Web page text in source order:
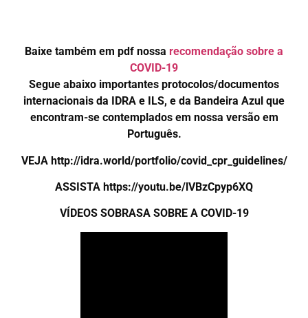
Baixe também em pdf nossa recomendação sobre a
COVID-19
Segue abaixo importantes protocolos/documentos
internacionais da IDRA e ILS, e da Bandeira Azul que
encontram-se contemplados em nossa versão em
Português.
VEJA http://idra.world/portfolio/covid_cpr_guidelines/
ASSISTA https://youtu.be/lVBzCpyp6XQ
VÍDEOS SOBRASA SOBRE A COVID-19